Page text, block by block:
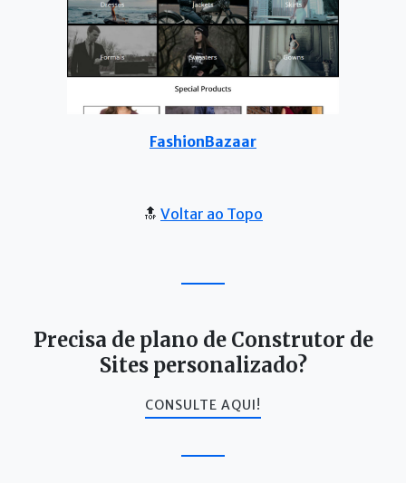
FashionBazaar
🔝 Voltar ao Topo
Precisa de plano de Construtor de
Sites personalizado?
CONSULTE AQUI!